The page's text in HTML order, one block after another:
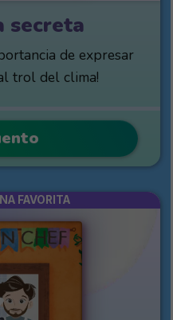
secreta
de expresar
trol del clima!
FAVORITA